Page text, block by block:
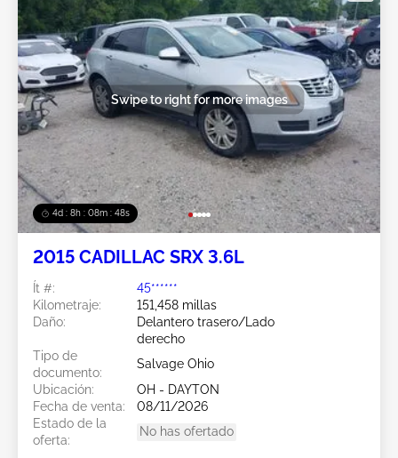
4d : 8h : 08m : 45s
Swipe to right for more images
2015 CADILLAC SRX 3.6L
Ít #:
45******
Kilometraje:
151,458 millas
Daño:
Delantero trasero/Lado
derecho
Tipo de
documento:
Salvage Ohio
Ubicación:
OH - DAYTON
Fecha de venta:
08/11/2026
Estado de la
oferta:
No has ofertado